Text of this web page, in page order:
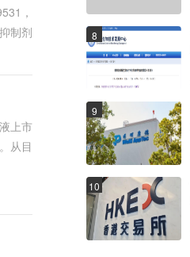
，
制剂
上市
从目
8
9
10